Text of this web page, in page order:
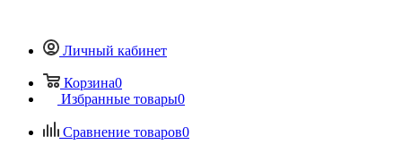
Личный кабинет
Корзина0
Избранные товары0
Сравнение товаров0